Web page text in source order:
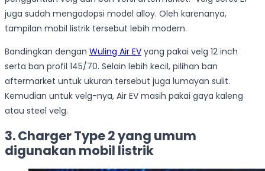
juga sudah mengadopsi model alloy. Oleh karenanya,
tampilan mobil listrik tersebut lebih modern.
Bandingkan dengan Wuling Air EV yang pakai velg 12 inch
serta ban profil 145/70. Selain lebih kecil, pilihan ban
aftermarket untuk ukuran tersebut juga lumayan sulit.
Kemudian untuk velg-nya, Air EV masih pakai gaya kaleng
atau steel velg.
3. Charger Type 2 yang umum
digunakan mobil listrik